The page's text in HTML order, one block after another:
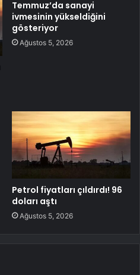
Temmuz’da sanayi
ivmesinin yükseldiğini
gösteriyor
Ağustos 5, 2026
Petrol fiyatları çıldırdı! 96
doları aştı
Ağustos 5, 2026